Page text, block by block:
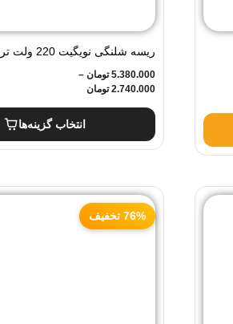
سه بعدی لنزدار برش یک متر
5.380.000 تومان –
2.740.000 تومان
انتخاب گزینه‌ها
76% تخفیف